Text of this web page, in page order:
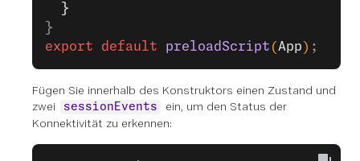
  }
}
export default preloadScript ( App ) ;
Fügen Sie innerhalb des Konstruktors einen Zustand und
zwei
sessionEvents
ein, um den Status der
Konnektivität zu erkennen: